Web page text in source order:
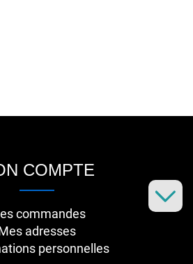
COMPTE
commandes
adresses
personnelles